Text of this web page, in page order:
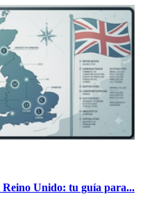
Unido: tu guía para...